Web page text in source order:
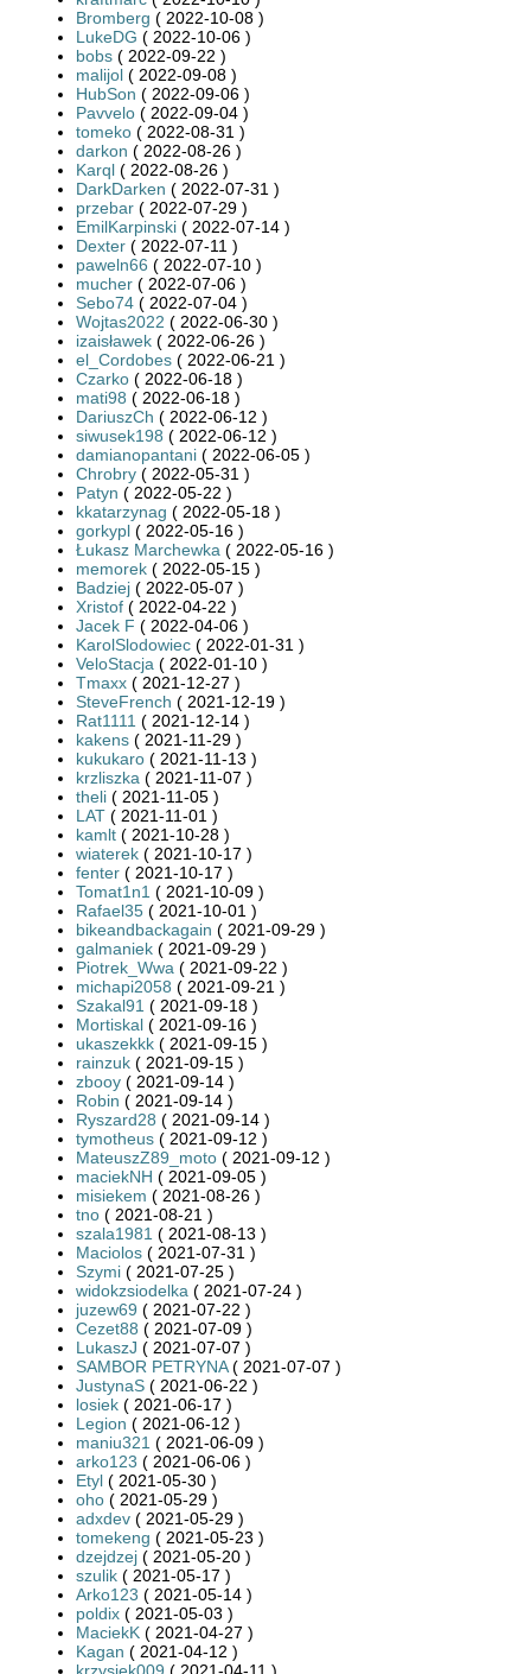
Bromberg ( 2022-10-08 )
LukeDG ( 2022-10-06 )
bobs ( 2022-09-22 )
malijol ( 2022-09-08 )
HubSon ( 2022-09-06 )
Pavvelo ( 2022-09-04 )
tomeko ( 2022-08-31 )
darkon ( 2022-08-26 )
Karql ( 2022-08-26 )
DarkDarken ( 2022-07-31 )
przebar ( 2022-07-29 )
EmilKarpinski ( 2022-07-14 )
Dexter ( 2022-07-11 )
paweln66 ( 2022-07-10 )
mucher ( 2022-07-06 )
Sebo74 ( 2022-07-04 )
Wojtas2022 ( 2022-06-30 )
izaisławek ( 2022-06-26 )
el_Cordobes ( 2022-06-21 )
Czarko ( 2022-06-18 )
mati98 ( 2022-06-18 )
DariuszCh ( 2022-06-12 )
siwusek198 ( 2022-06-12 )
damianopantani ( 2022-06-05 )
Chrobry ( 2022-05-31 )
Patyn ( 2022-05-22 )
kkatarzynag ( 2022-05-18 )
gorkypl ( 2022-05-16 )
Łukasz Marchewka ( 2022-05-16 )
memorek ( 2022-05-15 )
Badziej ( 2022-05-07 )
Xristof ( 2022-04-22 )
Jacek F ( 2022-04-06 )
KarolSlodowiec ( 2022-01-31 )
VeloStacja ( 2022-01-10 )
Tmaxx ( 2021-12-27 )
SteveFrench ( 2021-12-19 )
Rat1111 ( 2021-12-14 )
kakens ( 2021-11-29 )
kukukaro ( 2021-11-13 )
krzliszka ( 2021-11-07 )
theli ( 2021-11-05 )
LAT ( 2021-11-01 )
kamlt ( 2021-10-28 )
wiaterek ( 2021-10-17 )
fenter ( 2021-10-17 )
Tomat1n1 ( 2021-10-09 )
Rafael35 ( 2021-10-01 )
bikeandbackagain ( 2021-09-29 )
galmaniek ( 2021-09-29 )
Piotrek_Wwa ( 2021-09-22 )
michapi2058 ( 2021-09-21 )
Szakal91 ( 2021-09-18 )
Mortiskal ( 2021-09-16 )
ukaszekkk ( 2021-09-15 )
rainzuk ( 2021-09-15 )
zbooy ( 2021-09-14 )
Robin ( 2021-09-14 )
Ryszard28 ( 2021-09-14 )
tymotheus ( 2021-09-12 )
MateuszZ89_moto ( 2021-09-12 )
maciekNH ( 2021-09-05 )
misiekem ( 2021-08-26 )
tno ( 2021-08-21 )
szala1981 ( 2021-08-13 )
Maciolos ( 2021-07-31 )
Szymi ( 2021-07-25 )
widokzsiodelka ( 2021-07-24 )
juzew69 ( 2021-07-22 )
Cezet88 ( 2021-07-09 )
LukaszJ ( 2021-07-07 )
SAMBOR PETRYNA( 2021-07-07 )
JustynaS ( 2021-06-22 )
losiek ( 2021-06-17 )
Legion ( 2021-06-12 )
maniu321 ( 2021-06-09 )
arko123 ( 2021-06-06 )
Etyl ( 2021-05-30 )
oho ( 2021-05-29 )
adxdev ( 2021-05-29 )
tomekeng ( 2021-05-23 )
dzejdzej ( 2021-05-20 )
szulik ( 2021-05-17 )
Arko123 ( 2021-05-14 )
poldix ( 2021-05-03 )
MaciekK ( 2021-04-27 )
Kagan ( 2021-04-12 )
krzysiek009 ( 2021-04-11 )